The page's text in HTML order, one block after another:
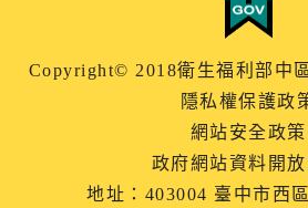
Copyright© 2018衛生福利部中
隱私權保護政
網站安全政策
政府網站資料開放
地址：403004 臺中市西